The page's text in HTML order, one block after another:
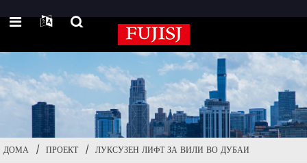
ДОМА ПРОЕКТ ЛУКСУЗЕН ЛИФТ ЗА ВИЛИ ВО ДУБАИ